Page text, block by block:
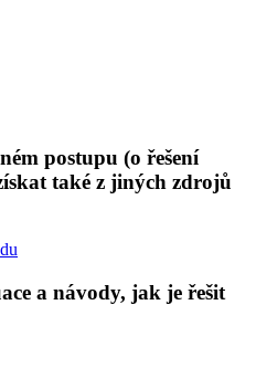
postupu (o řešení
také z jiných zdrojů
a návody, jak je řešit